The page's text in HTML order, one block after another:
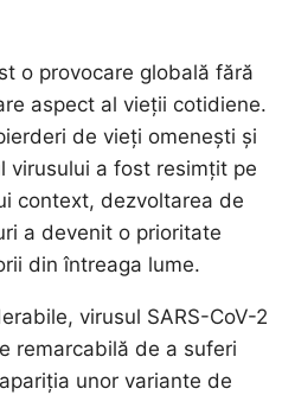
o provocare globală fără
aspect al vieții cotidiene.
de vieți omenești și
virusului a fost resimțit pe
context, dezvoltarea de
a devenit o prioritate
din întreaga lume.
virusul SARS-CoV-2
remarcabilă de a suferi
unor variante de